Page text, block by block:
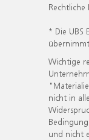
* Die UBS
Wichtige
nicht in
und nicht